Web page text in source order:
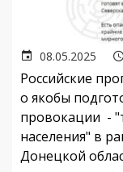
08.05.2025
Российские
о якобы
провокации -
населения" в
Донецкой